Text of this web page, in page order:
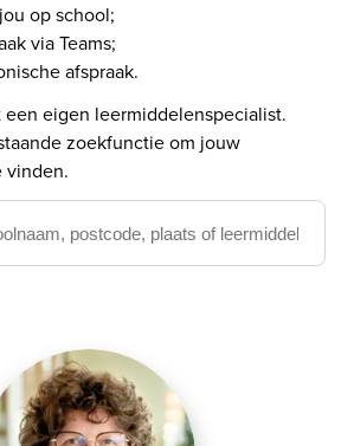
op school;
via Teams;
afspraak.
eigen leermiddelenspecialist.
zoekfunctie om jouw
vinden.